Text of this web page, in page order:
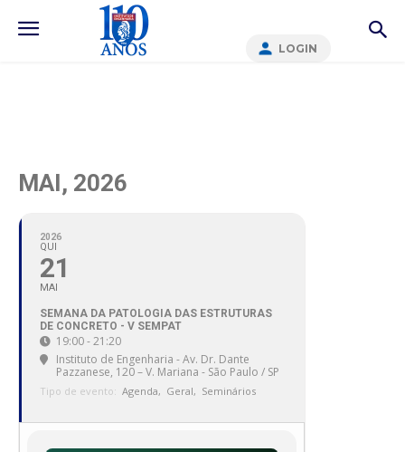
LOGIN
MAI, 2026
2026
QUI
21
MAI
SEMANA DA PATOLOGIA DAS ESTRUTURAS
DE CONCRETO - V SEMPAT
19:00 - 21:20
Instituto de Engenharia - Av. Dr. Dante
Pazzanese, 120 – V. Mariana - São Paulo / SP
Tipo de evento: Agenda, Geral, Seminários